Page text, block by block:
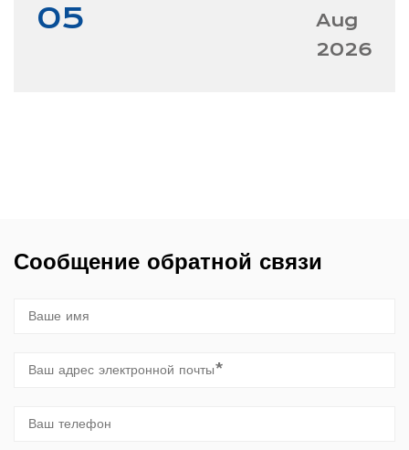
05
Aug
2026
Сообщение обратной связи